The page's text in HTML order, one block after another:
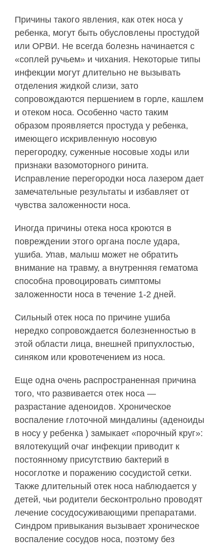
Причины такого явления, как отек носа у
ребенка, могут быть обусловлены простудой
или ОРВИ. Не всегда болезнь начинается с
«соплей ручьем» и чихания. Некоторые типы
инфекции могут длительно не вызывать
отделения жидкой слизи, зато
сопровождаются першением в горле, кашлем
и отеком носа. Особенно часто таким
образом проявляется простуда у ребенка,
имеющего искривленную носовую
перегородку, суженные носовые ходы или
признаки вазомоторного ринита.
Исправление перегородки носа лазером дает
замечательные результаты и избавляет от
чувства заложенности носа.
Иногда причины отека носа кроются в
повреждении этого органа после удара,
ушиба. Упав, малыш может не обратить
внимание на травму, а внутренняя гематома
способна провоцировать симптомы
заложенности носа в течение 1-2 дней.
Сильный отек носа по причине ушиба
нередко сопровождается болезненностью в
этой области лица, внешней припухлостью,
синяком или кровотечением из носа.
Еще одна очень распространенная причина
того, что развивается отек носа —
разрастание аденоидов. Хроническое
воспаление глоточной миндалины (аденоиды
в носу у ребенка ) замыкает «порочный круг»:
вялотекущий очаг инфекции приводит к
постоянному присутствию бактерий в
носоглотке и поражению сосудистой сетки.
Также длительный отек носа наблюдается у
детей, чьи родители бесконтрольно проводят
лечение сосудосуживающими препаратами.
Синдром привыкания вызывает хроническое
воспаление сосудов носа, поэтому без